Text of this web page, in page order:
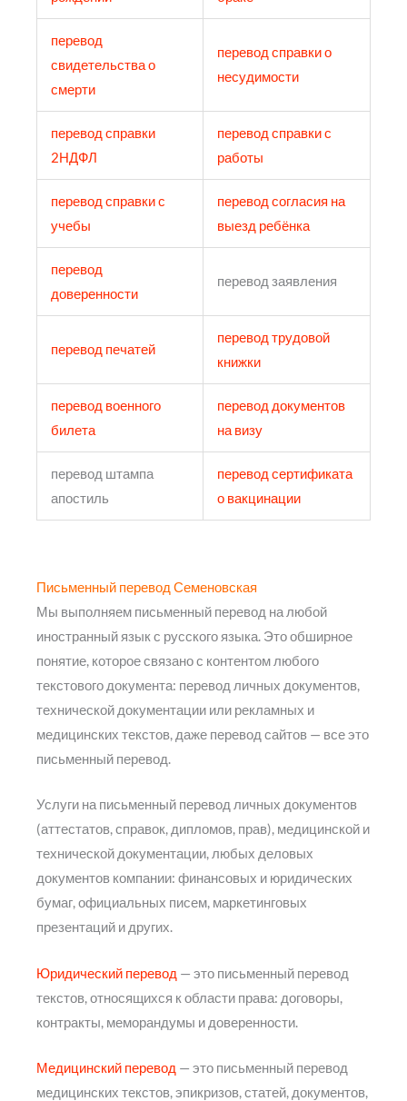
перевод
свидетельства о
смерти
перевод справки о
несудимости
перевод справки
2НДФЛ
перевод справки с
работы
перевод справки с
учебы
перевод согласия на
выезд ребёнка
перевод
доверенности
перевод заявления
перевод печатей
перевод трудовой
книжки
перевод военного
билета
перевод документов
на визу
перевод штампа
апостиль
перевод сертификата
о вакцинации
Письменный перевод Семеновская
Мы выполняем письменный перевод на любой
иностранный язык с русского языка. Это обширное
понятие, которое связано с контентом любого
текстового документа: перевод личных документов,
технической документации или рекламных и
медицинских текстов, даже перевод сайтов — все это
письменный перевод.
Услуги на письменный перевод личных документов
(аттестатов, справок, дипломов, прав), медицинской и
технической документации, любых деловых
документов компании: финансовых и юридических
бумаг, официальных писем, маркетинговых
презентаций и других.
Юридический перевод — это письменный перевод
текстов, относящихся к области права: договоры,
контракты, меморандумы и доверенности.
Медицинский перевод — это письменный перевод
медицинских текстов, эпикризов, статей, документов,